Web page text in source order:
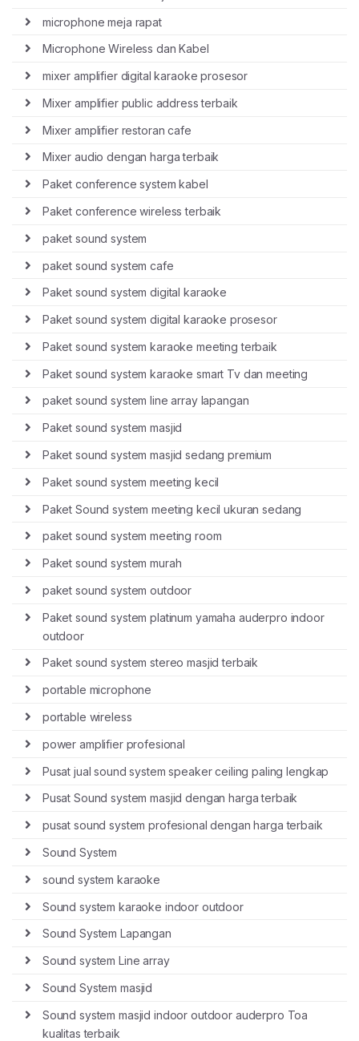
microphone meja rapat
Microphone Wireless dan Kabel
mixer amplifier digital karaoke prosesor
Mixer amplifier public address terbaik
Mixer amplifier restoran cafe
Mixer audio dengan harga terbaik
Paket conference system kabel
Paket conference wireless terbaik
paket sound system
paket sound system cafe
Paket sound system digital karaoke
Paket sound system digital karaoke prosesor
Paket sound system karaoke meeting terbaik
Paket sound system karaoke smart Tv dan meeting
paket sound system line array lapangan
Paket sound system masjid
Paket sound system masjid sedang premium
Paket sound system meeting kecil
Paket Sound system meeting kecil ukuran sedang
paket sound system meeting room
Paket sound system murah
paket sound system outdoor
Paket sound system platinum yamaha auderpro indoor
outdoor
Paket sound system stereo masjid terbaik
portable microphone
portable wireless
power amplifier profesional
Pusat jual sound system speaker ceiling paling lengkap
Pusat Sound system masjid dengan harga terbaik
pusat sound system profesional dengan harga terbaik
Sound System
sound system karaoke
Sound system karaoke indoor outdoor
Sound System Lapangan
Sound system Line array
Sound System masjid
Sound system masjid indoor outdoor auderpro Toa
kualitas terbaik